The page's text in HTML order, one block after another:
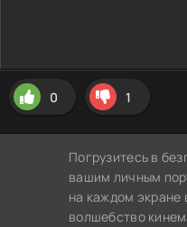
0 1
Погрузитесь в
вашим личным
на каждом
волшебство